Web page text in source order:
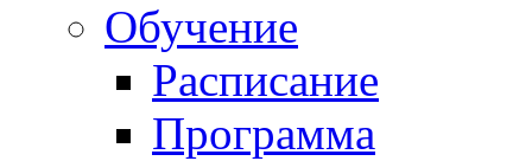
Обучение
Расписание
Программа